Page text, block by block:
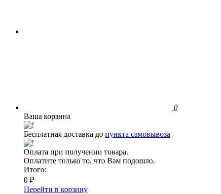
0
Ваша корзина
Бесплатная доставка до пункта самовывоза
Оплата при получении товара.
Оплатите только то, что Вам подошло.
Итого:
0 ₽
Перейти в корзину